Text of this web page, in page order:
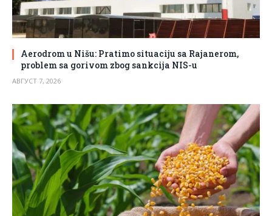
Aerodrom u Nišu: Pratimo situaciju sa Rajanerom,
problem sa gorivom zbog sankcija NIS-u
АВГУСТ 7, 2026